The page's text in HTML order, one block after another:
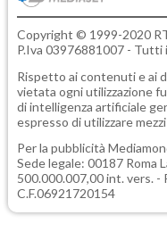
Copyright © 1999-2020
P.Iva 03976881007 -
Rispetto ai contenuti e ai
vietata ogni utilizzazione
di intelligenza artificiale
espresso di utilizzare
Per la pubblicità
Sede legale: 00187 Roma
500.000.007,00 int. vers. -
C.F.06921720154